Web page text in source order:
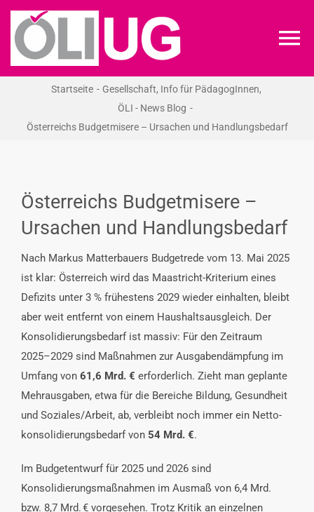
Zum
Inhalt
springen
RECHT
VERANSTALTUNGEN
KONTAKT
Startseite Gesellschaft Info für PädagogInnen
ÖLI - News Blog
Österreichs Budgetmisere – Ursachen und Handlungsbedarf
Österreichs Budgetmisere –
Ursachen und Handlungsbedarf
Nach Markus Matterbauers Budgetrede vom 13. Mai 2025
ist klar: Österreich wird das Maastricht-Kriterium eines
Defizits unter 3 % frühestens 2029 wieder einhalten, bleibt
aber weit entfernt von einem Haushaltsausgleich. Der
Konsolidierungsbedarf ist massiv: Für den Zeitraum
2025–2029 sind Maßnahmen zur Ausgabendämpfung im
Umfang von 61,6 Mrd. € erforderlich. Zieht man geplante
Mehrausgaben, etwa für die Bereiche Bildung, Gesundheit
und Soziales/Arbeit, ab, verbleibt noch immer ein Netto-
konsolidierungsbedarf von 54 Mrd. €.
Im Budgetentwurf für 2025 und 2026 sind
Konsolidierungsmaßnahmen im Ausmaß von 6,4 Mrd.
bzw. 8,7 Mrd. € vorgesehen. Trotz Kritik an einzelnen